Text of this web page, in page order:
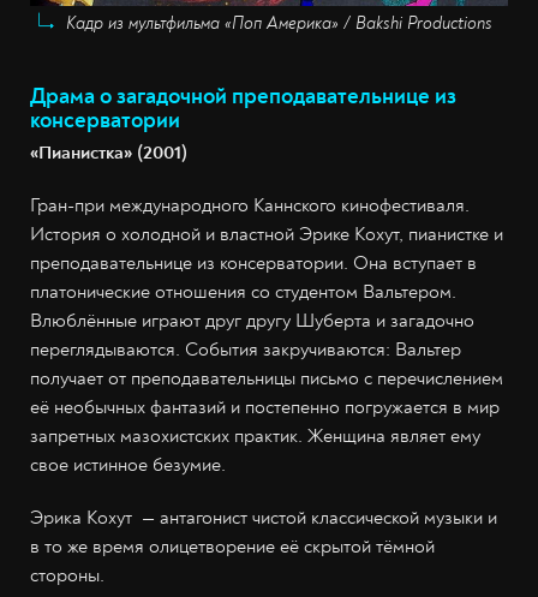
Кадр из мультфильма «Поп Америка» / Bakshi Productions
Драма о загадочной преподавательнице из
консерватории
«Пианистка» (2001)
Гран-при международного Каннского кинофестиваля.
История о холодной и властной Эрике Кохут, пианистке и
преподавательнице из консерватории. Она вступает в
платонические отношения со студентом Вальтером.
Влюблённые играют друг другу Шуберта и загадочно
переглядываются. События закручиваются: Вальтер
получает от преподавательницы письмо с перечислением
её необычных фантазий и постепенно погружается в мир
запретных мазохистских практик. Женщина являет ему
свое истинное безумие.
Эрика Кохут — антагонист чистой классической музыки и
в то же время олицетворение её скрытой тёмной
стороны.